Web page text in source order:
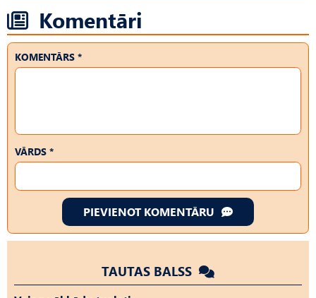
Komentāri
KOMENTĀRS *
VĀRDS *
PIEVIENOT KOMENTĀRU
TAUTAS BALSS